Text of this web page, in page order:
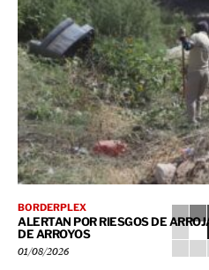
BORDERPLEX
ALERTAN POR RIESGOS DE
DE ARROYOS
01/08/2026